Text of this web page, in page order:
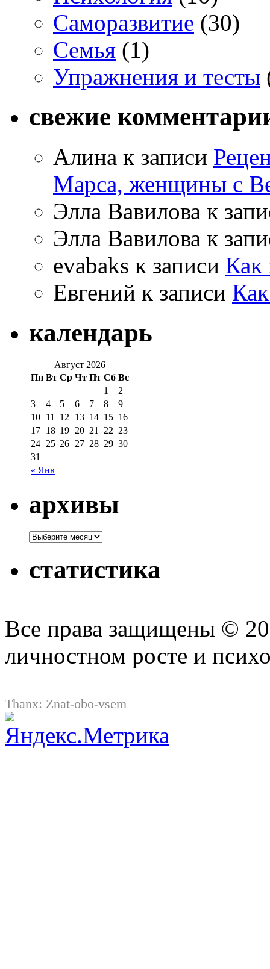
Саморазвитие (30)
Семья (1)
Упражнения и тесты
свежие
Алина к записи
Марса, женщины с
Элла Вавилова к
Элла Вавилова к
evabaks к записи Как
Евгений к записи
календарь
Август 2026
Пн Вт Ср Чт Пт Сб Вс
« Янв
1
2
3
4 5 6 7 8
9
10 11 12 13 14 15 16
17 18 19 20 21 22 23
24 25 26 27 28 29 30
31
архивы
статистика
Все права защищены ©
личностном росте и
Thanx: Znat-obo-vsem